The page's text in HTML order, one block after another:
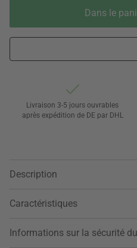
Dans le
Livraison 3-5 jours ouvrables
après expédition de DE par DHL
Description
Caractéristiques
Informations sur la sécurité